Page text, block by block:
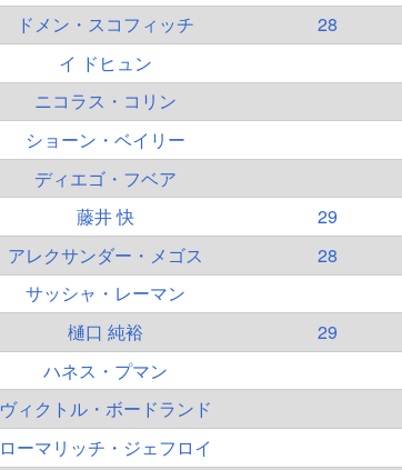
ドメン・スコフィッチ 28
イ ドヒュン
ニコラス・コリン
ショーン・ベイリー
ディエゴ・フベア
藤井 快 29
アレクサンダー・メゴス 28
サッシャ・レーマン
樋口 純裕 29
ハネス・プマン
ヴィクトル・ボードランド
ローマリッチ・ジェフロイ